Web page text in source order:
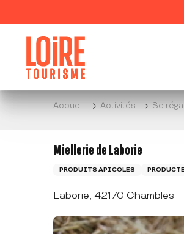
au
contenu
Accueil Activités Se
Miellerie de Laborie
PRODUITS APICOLES
Laborie, 42170 Chambles